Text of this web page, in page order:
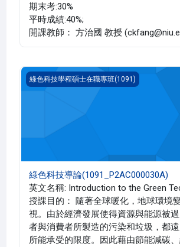
期末考:30%
平時成績:40%;
開課教師： 方治國 教授
綠色科技導論(1091_P2AC000030A)
綠色科技學程碩士在職專班(1091)
綠色科技導論(1091_P2AC000030A)
英文名稱: Introduction to the Green
授課目的： 隨著全球暖化，地球環境
視。由於經濟發展使得資源與能源被
者與消費者所製造的污染和垃圾，都
所能承受的限度。因此藉由節能減碳